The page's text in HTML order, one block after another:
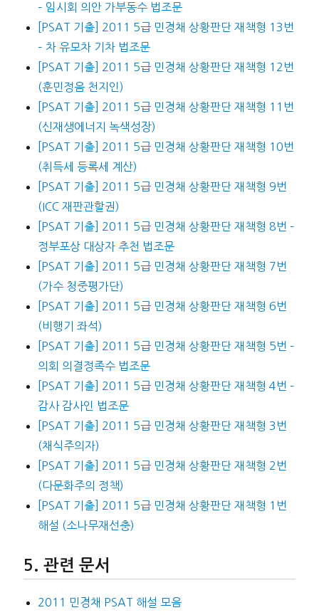
– 임시회 의안 가부동수 법조문
[PSAT 기출] 2011 5급 민경채 상황판단 재책형 13번
– 차 유모차 기차 법조문
[PSAT 기출] 2011 5급 민경채 상황판단 재책형 12번
(훈민정음 천지인)
[PSAT 기출] 2011 5급 민경채 상황판단 재책형 11번
(신재생에너지 녹색성장)
[PSAT 기출] 2011 5급 민경채 상황판단 재책형 10번
(취득세 등록세 계산)
[PSAT 기출] 2011 5급 민경채 상황판단 재책형 9번
(ICC 재판관할권)
[PSAT 기출] 2011 5급 민경채 상황판단 재책형 8번 –
정부포상 대상자 추천 법조문
[PSAT 기출] 2011 5급 민경채 상황판단 재책형 7번
(가수 청중평가단)
[PSAT 기출] 2011 5급 민경채 상황판단 재책형 6번
(비행기 좌석)
[PSAT 기출] 2011 5급 민경채 상황판단 재책형 5번 –
의회 의결정족수 법조문
[PSAT 기출] 2011 5급 민경채 상황판단 재책형 4번 –
감사 감사인 법조문
[PSAT 기출] 2011 5급 민경채 상황판단 재책형 3번
(채식주의자)
[PSAT 기출] 2011 5급 민경채 상황판단 재책형 2번
(다문화주의 정책)
[PSAT 기출] 2011 5급 민경채 상황판단 재책형 1번
해설 (소나무재선충)
관련 문서
2011 민경채 PSAT 해설 모음